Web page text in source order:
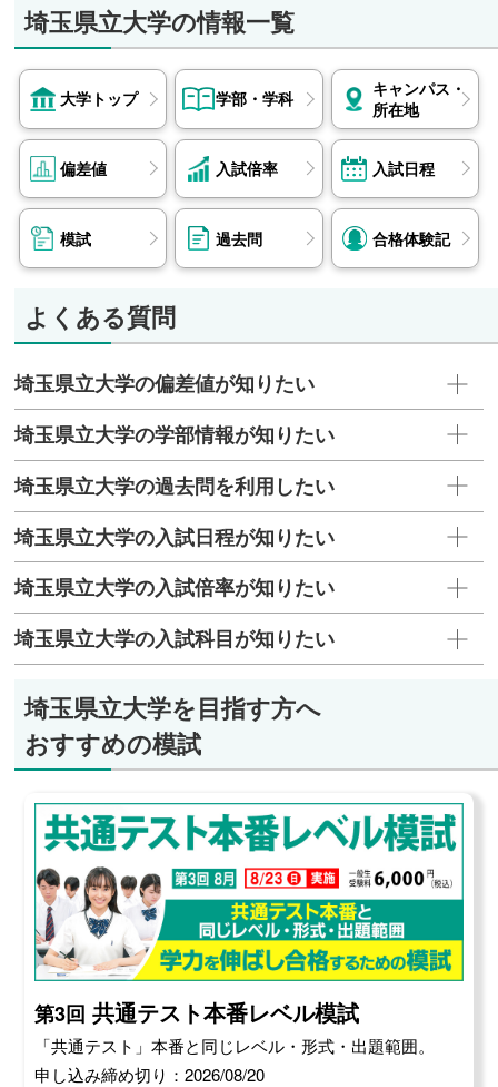
埼玉県立大学の情報一覧
大学トップ 学部・学科
キャンパス・
所在地
偏差値 入試倍率 入試日程
模試 過去問 合格体験記
よくある質問
埼玉県立大学の偏差値が知りたい
埼玉県立大学の学部情報が知りたい
埼玉県立大学の過去問を利用したい
埼玉県立大学の入試日程が知りたい
埼玉県立大学の入試倍率が知りたい
埼玉県立大学の入試科目が知りたい
埼玉県立大学を目指す方へ
おすすめの模試
第3回 共通テスト本番レベル模試
「共通テスト」本番と同じレベル・形式・出題範囲。
申し込み締め切り：2026/08/20